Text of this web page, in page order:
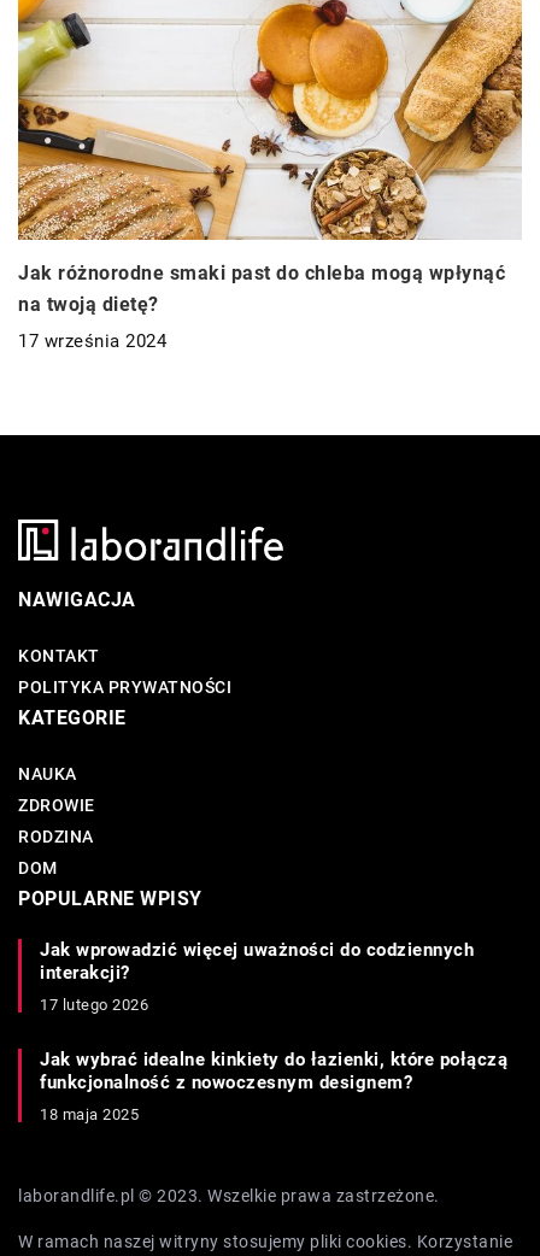
Jak różnorodne smaki past do chleba mogą wpłynąć
na twoją dietę?
17 września 2024
NAWIGACJA
KONTAKT
POLITYKA PRYWATNOŚCI
KATEGORIE
NAUKA
ZDROWIE
RODZINA
DOM
POPULARNE WPISY
Jak wprowadzić więcej uważności do codziennych
interakcji?
17 lutego 2026
Jak wybrać idealne kinkiety do łazienki, które połączą
funkcjonalność z nowoczesnym designem?
18 maja 2025
laborandlife.pl © 2023. Wszelkie prawa zastrzeżone.
W ramach naszej witryny stosujemy pliki cookies. Korzystanie